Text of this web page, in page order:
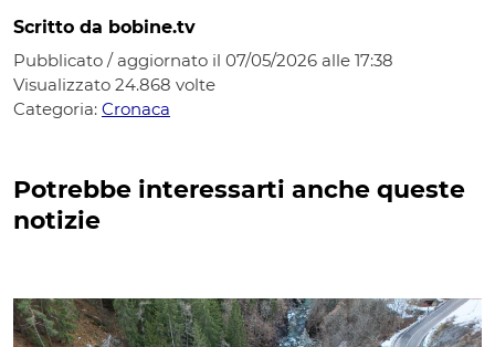
Scritto da bobine.tv
Pubblicato / aggiornato il 07/05/2026 alle 17:38
Visualizzato 24.868 volte
Categoria: Cronaca
Potrebbe interessarti anche queste
notizie